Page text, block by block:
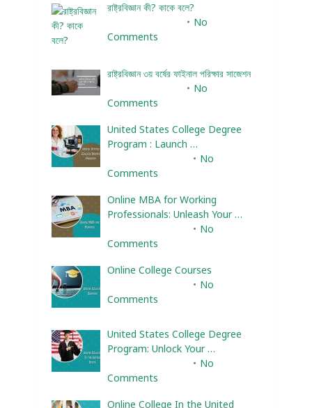
রাষ্ট্রবিজ্ঞান কী? কাকে বলে?
No
Comments
রাষ্ট্রবিজ্ঞান ৩য় বর্ষের ফাইনাল পরিক্ষার সাজেশন
No
Comments
United States College Degree
Program : Launch …
No
Comments
Online MBA for Working
Professionals: Unleash Your …
No
Comments
Online College Courses
No
Comments
United States College Degree
Program: Unlock Your …
No
Comments
Online College In the United